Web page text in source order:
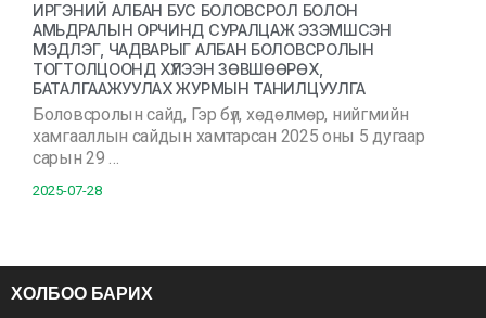
ИРГЭНИЙ АЛБАН БУС БОЛОВСРОЛ БОЛОН
АМЬДРАЛЫН ОРЧИНД СУРАЛЦАЖ ЭЗЭМШСЭН
МЭДЛЭГ, ЧАДВАРЫГ АЛБАН БОЛОВСРОЛЫН
ТОГТОЛЦООНД ХҮЛЭЭН ЗӨВШӨӨРӨХ,
БАТАЛГААЖУУЛАХ ЖУРМЫН ТАНИЛЦУУЛГА
Боловсролын сайд, Гэр бүл, хөдөлмөр, нийгмийн
хамгааллын сайдын хамтарсан 2025 оны 5 дугаар
сарын 29 …
2025-07-28
ХОЛБОО БАРИХ